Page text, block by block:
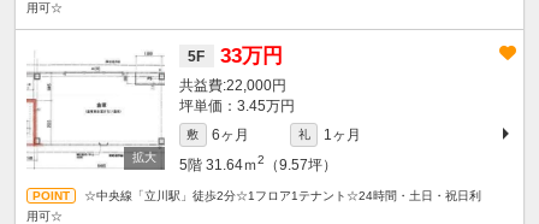
用可☆
5F 33万円
22,000円
坪単価：3.45万円
敷 6ヶ月 礼
1ヶ月
5階 31.64ｍ2 （9.57坪）
☆中央線「立川駅」徒歩2分☆1フロア1テナント☆24時間・土日・祝日利
用可☆